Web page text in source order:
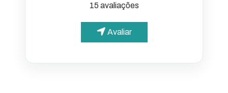
15 avaliações
Avaliar